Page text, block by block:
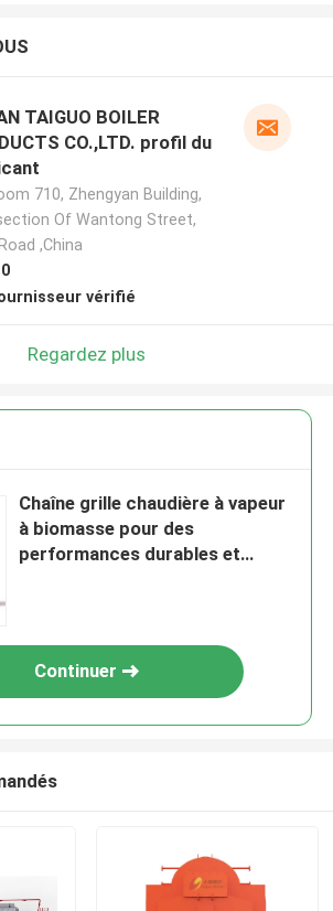
TAIGUO BOILER
CO.,LTD. profil du
710, Zhengyan Building,
Of Wantong Street,
,China
vérifié
Regardez plus
Chaîne grille chaudière à vapeur
à biomasse pour des
performances durables et
Continuer